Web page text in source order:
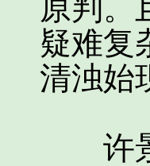
原判。
疑难复
清浊始
许景